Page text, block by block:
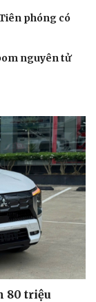
phóng có
nguyên tử
80 triệu